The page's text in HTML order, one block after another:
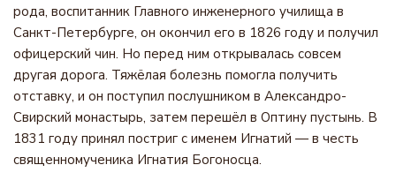
рода, воспитанник Главного инженерного училища в
Санкт-Петербурге, он окончил его в 1826 году и получил
офицерский чин. Но перед ним открывалась совсем
другая дорога. Тяжёлая болезнь помогла получить
отставку, и он поступил послушником в Александро-
Свирский монастырь, затем перешёл в Оптину пустынь. В
1831 году принял постриг с именем Игнатий — в честь
священномученика Игнатия Богоносца.